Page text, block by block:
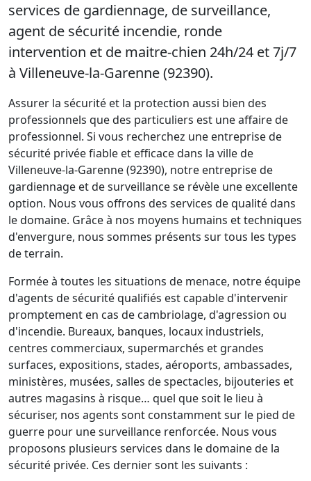
services de gardiennage, de surveillance,
agent de sécurité incendie, ronde
intervention et de maitre-chien 24h/24 et 7j/7
à Villeneuve-la-Garenne (92390).
Assurer la sécurité et la protection aussi bien des
professionnels que des particuliers est une affaire de
professionnel. Si vous recherchez une entreprise de
sécurité privée fiable et efficace dans la ville de
Villeneuve-la-Garenne (92390), notre entreprise de
gardiennage et de surveillance se révèle une excellente
option. Nous vous offrons des services de qualité dans
le domaine. Grâce à nos moyens humains et techniques
d'envergure, nous sommes présents sur tous les types
de terrain.
Formée à toutes les situations de menace, notre équipe
d'agents de sécurité qualifiés est capable d'intervenir
promptement en cas de cambriolage, d'agression ou
d'incendie. Bureaux, banques, locaux industriels,
centres commerciaux, supermarchés et grandes
surfaces, expositions, stades, aéroports, ambassades,
ministères, musées, salles de spectacles, bijouteries et
autres magasins à risque… quel que soit le lieu à
sécuriser, nos agents sont constamment sur le pied de
guerre pour une surveillance renforcée. Nous vous
proposons plusieurs services dans le domaine de la
sécurité privée. Ces dernier sont les suivants :